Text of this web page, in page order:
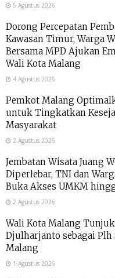
5 Agustus 2026
Dorong Percepatan
Kawasan Timur, Warga
Bersama MPD Ajukan
Wali Kota Malang
4 Agustus 2026
Pemkot Malang
untuk Tingkatkan
Masyarakat
2 Agustus 2026
Jembatan Wisata Juang
Diperlebar, TNI dan
Buka Akses UMKM
2 Agustus 2026
Wali Kota Malang
Djulharjanto sebagai Plh
Malang
1 Agustus 2026